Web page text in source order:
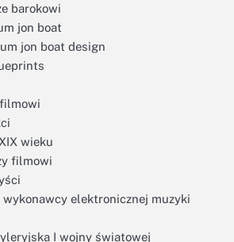
barokowi
jon boat
jon boat design
wieku
filmowi
elektronicznej muzyki
I wojny światowej